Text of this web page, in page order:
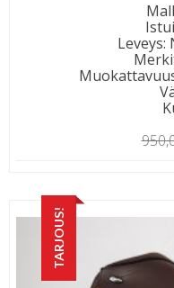
Leveys:
TARJOUS!